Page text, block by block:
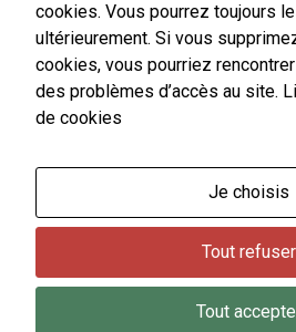
Horaires
est assuré par l'agent d'accueil
samedi matin.
cookies. Vous pourrez toujours
ultérieurement. Si vous
cookies, vous pourriez
des problèmes d’accès au site.
de cookies
Je choisis
Tout refuser
Tout